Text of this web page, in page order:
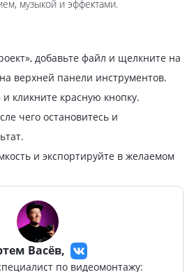
музыкой и эффектами.
добавьте файл и щелкните на
верхней панели инструментов.
кликните красную кнопку.
чего остановитесь и
и экспортируйте в желаемом
Васёв,
по видеомонтажу: